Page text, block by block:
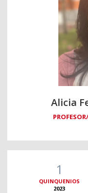
Alicia
1
QUINQUENIOS
2023